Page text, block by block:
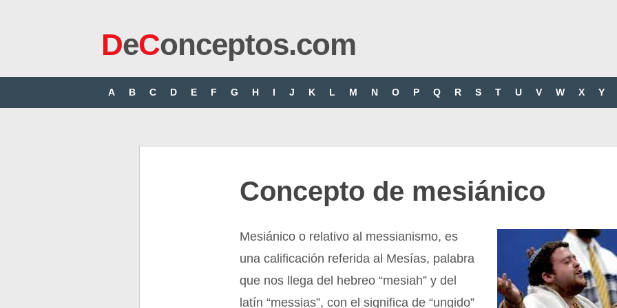
DeConceptos.com
A B C D E F G H I J K L M N O P Q R S T U V W X Y
Concepto de mesiánico
Mesiánico o relativo al messianismo, es
una calificación referida al Mesías, palabra
que nos llega del hebreo “mesiah” y del
latín “messias”, con el significa de “ungido”